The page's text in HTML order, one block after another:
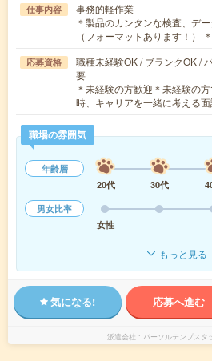
仕事内容
事務的軽作業
＊製品のカンタンな検査、デ
（フォーマットあります！）
応募資格
職種未経験OK / ブランクOK /
要
＊未経験の方歓迎＊未経験の
時、キャリアを一緒に考える
職場の雰囲気
年齢層
20代
30代
男女比率
女性
もっと見る
気になる! 応募へ進む
派遣会社 パーソルテンプスタ